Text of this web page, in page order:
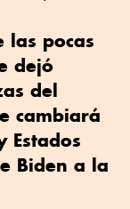
las pocas
dejó
del
cambiará
Estados
Biden a la